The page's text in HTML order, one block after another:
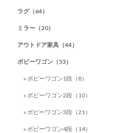
ラグ（64）
ミラー（20）
アウトドア家具（44）
ボビーワゴン（53）
» ボビーワゴン1段（8）
» ボビーワゴン2段（10）
» ボビーワゴン3段（21）
» ボビーワゴン4段（14）